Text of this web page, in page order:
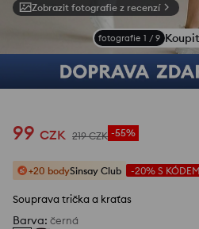
Zobrazit fotografie z recenzí
fotografie 1 / 9
99 CZK 219 CZK -55%
+20 bodySinsay Club -20% S KÓDEM
Souprava trička a kraťas
Barva: černá